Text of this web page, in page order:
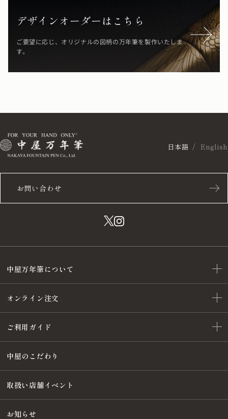
デザインオーダーはこちら
ご要望に応じ、オリジナルの図柄の万年筆を製作いたしま
す。
お問い合わせ
日本語 English
中屋万年筆について
オンライン注文
ご利用ガイド
中屋のこだわり
取扱い店舗イベント
お知らせ